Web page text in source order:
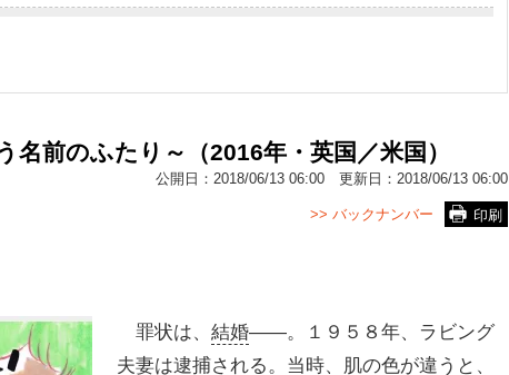
名前のふたり～（2016年・英国／米国）
公開日： 2018/06/13 06:00 更新日： 2018/06/13 06:00
印刷
>> バックナンバー
罪状は、 結婚――。１９５８年、ラビング
夫妻は逮捕される。当時、肌の色が違うと、